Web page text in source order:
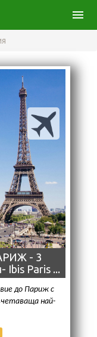
menu
- 3
Ibis Paris ...
до Париж с
най-